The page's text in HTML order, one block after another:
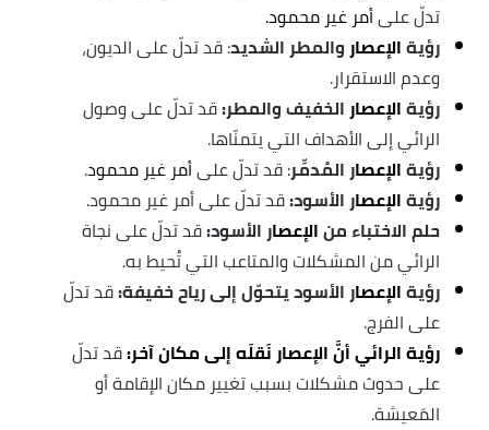
تدلّ علىأمر غير محمود.
رؤيةالإعصاروالمطر الشديد: قد تدلّ على الديون،
وعدم الاستقرار.
رؤيةالإعصارالخفيف والمطر:قد تدلّ على وصول
الرائي إلى الأهداف التي يتمنّاها.
رؤيةالإعصار المُدمِّر: قد تدلّ علىأمر غير محمود.
رؤيةالإعصار الأسود:قد تدلّ على أمر غير محمود.
حلم الاختباء منالإعصار الأسود:قد تدلّ على نجاة
الرائي من المشكلات والمتاعب التي تُحيط به.
رؤيةالإعصار الأسود يتحوّل إلى رياح خفيفة:قد تدلّ
على الفرج.
رؤية الرائي أنَّ الإعصار نَقلَه إلى مكان آخر:قد تدلّ
على حدوث مشكلات بسبب تغيير مكان الإقامة أو
المَعيشة.